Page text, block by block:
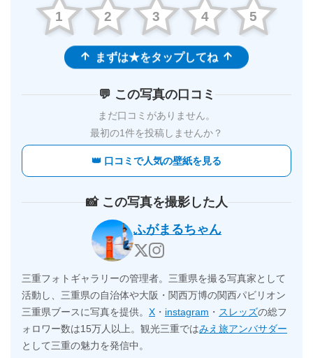
1 2 3 4 5
まずは★をタップしてね
💬 この写真の口コミ
まだ口コミがありません。
最初の1件を投稿しませんか？
👑 口コミで人気の壁紙を見る
📸 この写真を撮影した人
ふがまるちゃん
三重フォトギャラリーの管理者。三重県を撮る写真家として
活動し、三重県の自治体や大阪・関西万博の関西パビリオン
三重県ブースに写真を提供。 X ・ instagram ・ スレッズの総フ
ォロワー数は15万人以上。観光三重ではみえ旅アンバサダー
として三重の魅力を発信中。